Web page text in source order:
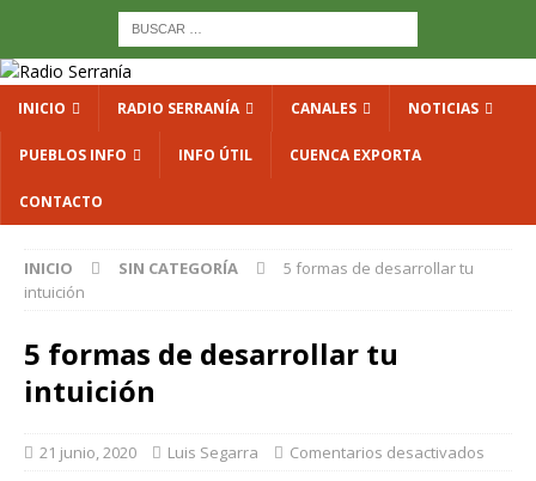
INICIO RADIO SERRANÍA CANALES NOTICIAS
PUEBLOS INFO INFO ÚTIL CUENCA EXPORTA
CONTACTO
INICIO SIN CATEGORÍA
5 formas de desarrollar tu
intuición
5 formas de desarrollar tu
intuición
21 junio, 2020 Luis Segarra Comentarios desactivados